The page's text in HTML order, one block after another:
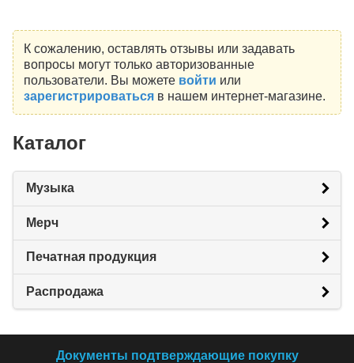
К сожалению, оставлять отзывы или задавать
вопросы могут только авторизованные
пользователи. Вы можете войти или
зарегистрироватьсяв нашем интернет-магазине.
Каталог
Музыка
Мерч
Печатная продукция
Распродажа
Документы подтверждающие покупку